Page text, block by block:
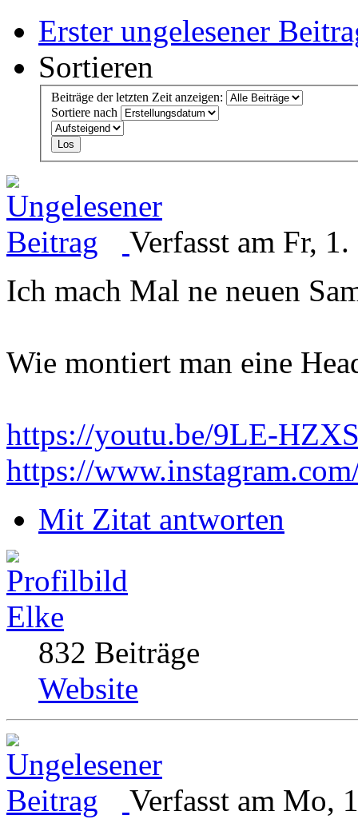
Erster ungelesener
Sortieren
Beiträge der letzten Zeit anzeigen:
Sortiere nach
Verfasst am Fr,
Ich mach Mal ne neuen
Wie montiert man eine
https://youtu.be/9LE-
https://
Mit Zitat antworten
Elke
832 Beiträge
Website
Verfasst am Mo,